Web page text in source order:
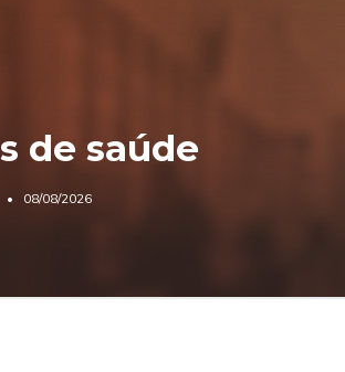
de saúde
08/08/2026